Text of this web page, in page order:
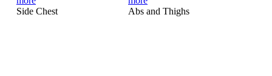
Side Chest Abs and Thighs